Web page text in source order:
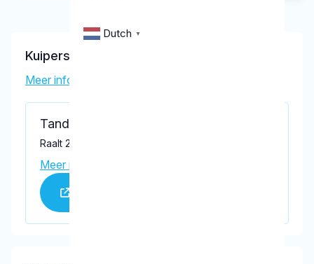
Dutch ▼
Kuipers, M.A.M.M.
Meer informatie tandarts
Tandarts Kuipers
Raalt 2a, Gendt 6691 XA
Meer informatie praktijk